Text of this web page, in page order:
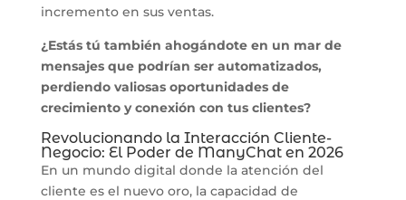
incremento en sus ventas.
¿Estás tú también ahogándote en un mar de
mensajes que podrían ser automatizados,
perdiendo valiosas oportunidades de
crecimiento y conexión con tus clientes?
Revolucionando la Interacción Cliente-
Negocio: El Poder de ManyChat en 2026
En un mundo digital donde la atención del
cliente es el nuevo oro, la capacidad de